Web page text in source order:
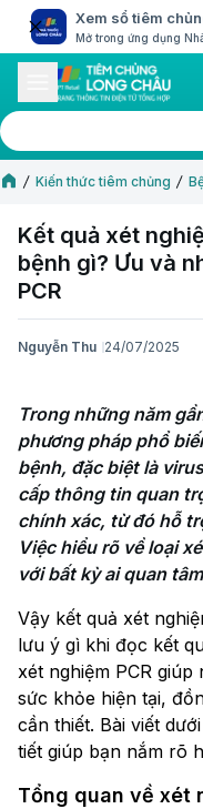
Xem sổ tiêm
Mở trong ứng dụng
Kiến thức tiêm chủng
Kết quả xét
bệnh gì? Ưu và
PCR
Nguyễn Thu 24/07/2025
Trong những năm
phương pháp phổ
bệnh, đặc biệt là
cấp thông tin quan
chính xác, từ đó hỗ
Việc hiểu rõ về loại
với bất kỳ ai quan
Vậy kết quả xét
lưu ý gì khi đọc kết
xét nghiệm PCR
sức khỏe hiện tại,
cần thiết. Bài viết
tiết giúp bạn nắm rõ
Tổng quan về xét